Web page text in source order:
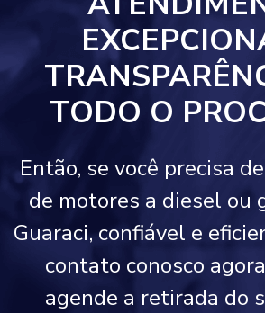
TODO O
Então, se você precisa
de motores a diesel ou
Guaraci, confiável e
contato conosco
agende a retirada do